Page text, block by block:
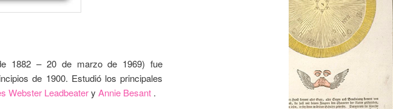
1882 – 20 de marzo de 1969) fue
de 1900. Estudió los principales
Webster Leadbeatery Annie Besant.